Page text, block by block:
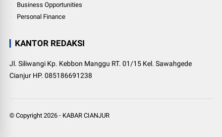
Business Opportunities
Personal Finance
KANTOR REDAKSI
Jl. Siliwangi Kp. Kebbon Manggu RT. 01/15 Kel. Sawahgede
Cianjur HP. 085186691238
© Copyright2026 - KABAR CIANJUR